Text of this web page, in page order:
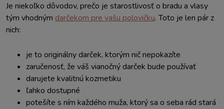
Je niekoľko dôvodov, prečo je starostlivosť o bradu a vlasy
tým vhodným darčekom pre vašu polovičku. Toto je len pár z
nich:
je to originálny darček, ktorým nič nepokazíte
zaručenosť, že váš vianočný darček bude používať
darujete kvalitnú kozmetiku
ľahko dostupné
potešíte s ním každého muža, ktorý sa o seba rád stará